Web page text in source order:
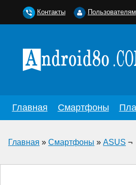
Главная Смартфоны
Главная » Смартфоны » ASUS ¬
Контакты Пользователям